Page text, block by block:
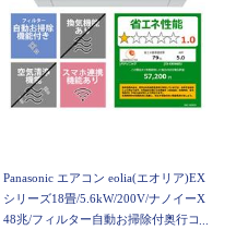
Panasonic エアコン eolia(エオリア)EX
シリーズ18畳/5.6kW/200V/ナノイーX
48兆/フィルター自動お掃除付奥行コ